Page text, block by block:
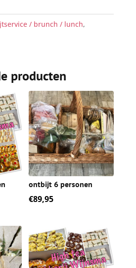
/ brunch / lunch,
producten
ontbijt 6 personen
€89,95